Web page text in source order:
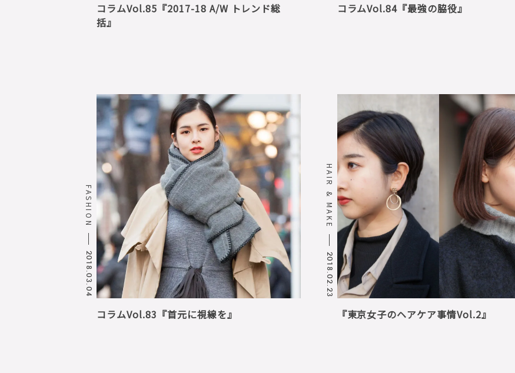
コラムVol.85『2017-18 A/W トレンド総
括』
コラムVol.84『最強の脇役』
FASHION
2018.03.04
コラムVol.83『首元に視線を』
HAIR & MAKE
2018.02.23
『東京女子のヘアケア事情Vol.2』